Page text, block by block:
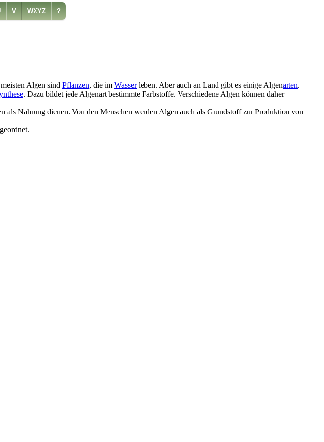
V WXYZ ?
Algen sind Pflanzen, die im Wasserleben. Aber auch an Land gibt es einige Algenarten.
. Dazu bildet jede Algenart bestimmte Farbstoffe. Verschiedene Algen können daher
als Nahrung dienen. Von den Menschen werden Algen auch als Grundstoff zur Produktion von